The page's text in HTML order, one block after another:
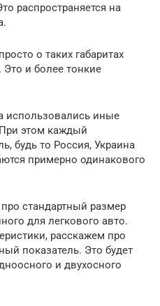
распространяется на
о таких габаритах
. Это и более тонкие
использовались иные
этом каждый
будь то Россия, Украина
примерно одинакового
стандартный размер
для легкового авто.
расскажем про
показатель. Это будет
и двухосного